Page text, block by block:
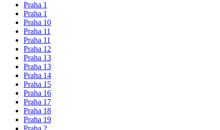
Praha 1
Praha 1
Praha 10
Praha 11
Praha 11
Praha 12
Praha 13
Praha 13
Praha 14
Praha 15
Praha 16
Praha 17
Praha 18
Praha 19
Praha 2